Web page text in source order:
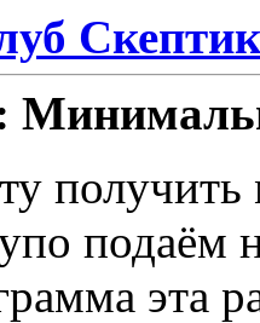
подаём
эта